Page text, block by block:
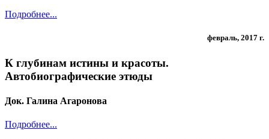
Подробнее...
февраль, 2017 г.
К глубинам истины и красоты.
Автобиографические этюды
Док. Галина Агаронова
Подробнее...